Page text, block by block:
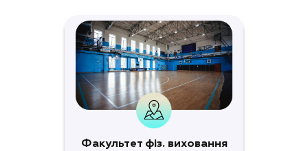
Факультет фіз. виховання